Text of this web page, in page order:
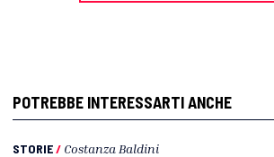
POTREBBE INTERESSARTI ANCHE
STORIE/ Costanza Baldini